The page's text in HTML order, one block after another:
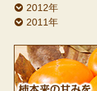
2012年
2011年